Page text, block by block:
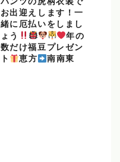
パンツの虎柄衣装で
お出迎えします！一
緒に厄払いをしまし
ょう
年の
数だけ福豆プレゼン
ト
恵方 南南東